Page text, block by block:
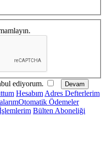
ediyorum.
Hesabım Adres Defterlerim
Otomatik Ödemeler
Bülten Aboneliği